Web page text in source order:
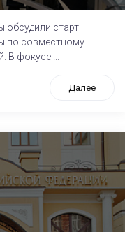
обсудили старт
по совместному
В фокусе ...
Далее